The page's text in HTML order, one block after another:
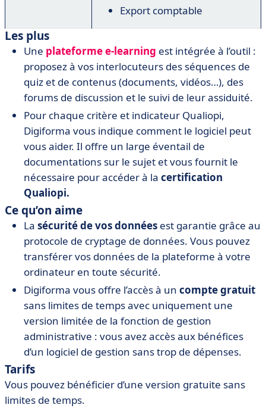
Export comptable
Les plus
Une plateforme e-learning est intégrée à l’outil :
proposez à vos interlocuteurs des séquences de
quiz et de contenus (documents, vidéos…), des
forums de discussion et le suivi de leur assiduité.
Pour chaque critère et indicateur Qualiopi,
Digiforma vous indique comment le logiciel peut
vous aider. Il offre un large éventail de
documentations sur le sujet et vous fournit le
nécessaire pour accéder à la certification
Qualiopi.
Ce qu’on aime
La sécurité de vos données est garantie grâce au
protocole de cryptage de données. Vous pouvez
transférer vos données de la plateforme à votre
ordinateur en toute sécurité.
Digiforma vous offre l’accès à un compte gratuit
sans limites de temps avec uniquement une
version limitée de la fonction de gestion
administrative : vous avez accès aux bénéfices
d’un logiciel de gestion sans trop de dépenses.
Tarifs
Vous pouvez bénéficier d’une version gratuite sans
limites de temps.